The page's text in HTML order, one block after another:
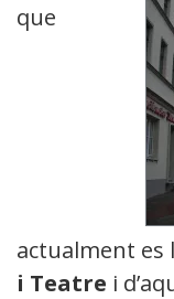
que
actualment es
i Teatre i